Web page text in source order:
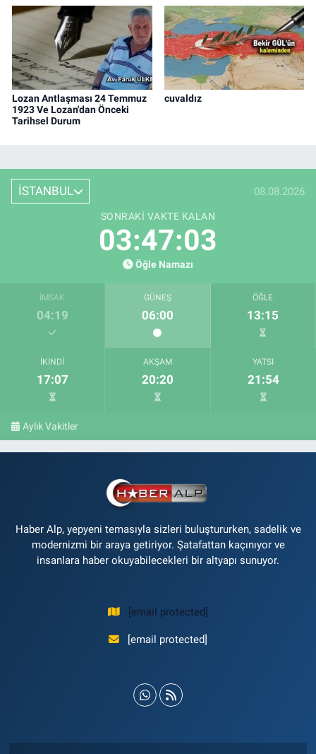
Lozan Antlaşması 24 Temmuz
1923 Ve Lozan'dan Önceki
Tarihsel Durum
cuvaldız
İSTANBUL 08.08.2026
SONRAKI VAKTE KALAN
03:47:03
Öğle Namazı
İMSAK
04:19
GÜNEŞ
06:00
ÖĞLE
13:15
İKINDI
17:07
AKŞAM
20:20
YATSI
21:54
Aylık Vakitler
Haber Alp, yepyeni temasıyla sizleri buluştururken, sadelik ve
modernizmi bir araya getiriyor. Şatafattan kaçınıyor ve
insanlara haber okuyabilecekleri bir altyapı sunuyor.
[email protected]
[email protected]